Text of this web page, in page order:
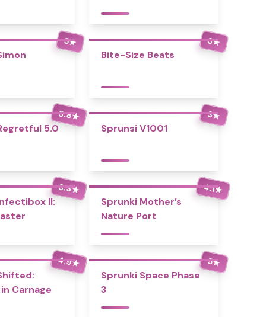
5★ 3★
Bite-Size Beats
3.8★
5.0
3★
Sprunsi V1001
3.3★
II:
4.1★
Sprunki Mother’s
Nature Port
4.9★
Carnage
5★
Sprunki Space Phase
3